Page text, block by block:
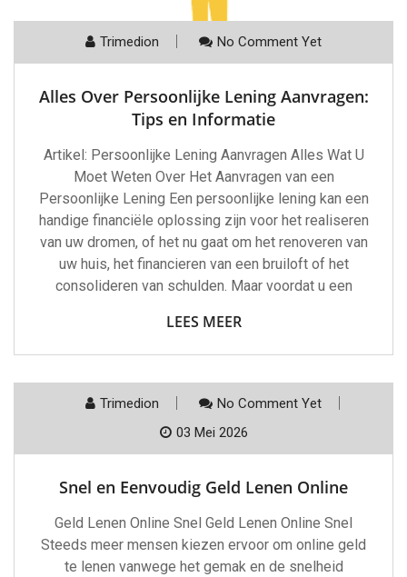
Trimedion No Comment Yet
Alles Over Persoonlijke Lening Aanvragen:
Tips en Informatie
Artikel: Persoonlijke Lening Aanvragen Alles Wat U
Moet Weten Over Het Aanvragen van een
Persoonlijke Lening Een persoonlijke lening kan een
handige financiële oplossing zijn voor het realiseren
van uw dromen, of het nu gaat om het renoveren van
uw huis, het financieren van een bruiloft of het
consolideren van schulden. Maar voordat u een
LEES MEER
Trimedion
No Comment Yet
03 Mei 2026
Snel en Eenvoudig Geld Lenen Online
Geld Lenen Online Snel Geld Lenen Online Snel
Steeds meer mensen kiezen ervoor om online geld
te lenen vanwege het gemak en de snelheid